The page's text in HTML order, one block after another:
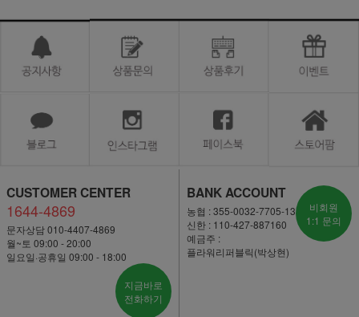
CUSTOMER CENTER
1644-4869
문자상담 010-4407-4869
월~토 09:00 - 20:00
일요일·공휴일 09:00 - 18:00
지금바로
전화하기
BANK ACCOUNT
농협 : 355-0032-7705-13
신한 : 110-427-887160
예금주 :
플라워리퍼블릭(박상현)
비회원
1:1 문의